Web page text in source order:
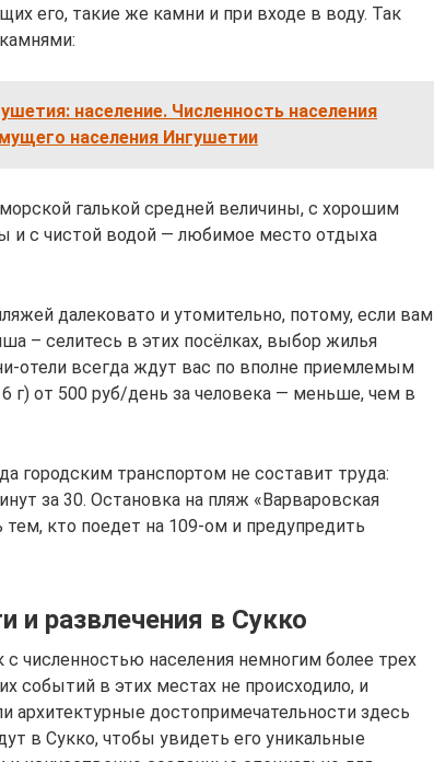
его, такие же камни и при входе в воду. Так
население. Численность населения
населения Ингушетии
галькой средней величины, с хорошим
и с чистой водой — любимое место отдыха
далековато и утомительно, потому, если вам
– селитесь в этих посёлках, выбор жилья
отели всегда ждут вас по вполне приемлемым
г) от 500 руб/день за человека — меньше, чем в
городским транспортом не составит труда:
за 30. Остановка на пляж «Варваровская
кто поедет на 109-ом и предупредить
и развлечения в Сукко
численностью населения немногим более трех
событий в этих местах не происходило, и
архитектурные достопримечательности здесь
в Сукко, чтобы увидеть его уникальные